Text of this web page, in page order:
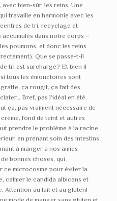
avec bien-sûr, les reins. Une
travaille en harmonie avec les
de tri, recyclage et
accumulés dans notre corps –
poumons, et donc les reins
Que se passe-t-il
tri est surchargé? Et bien il
tous les émonctoires sont
ça rougit, ça fait des
Bref, pas l’idéal en été.
ça, pas vraiment nécessaire de
fond de teint et autres
prendre le problème à la racine
en prenant soin des intestins
à manger à nos amies
bonnes choses, qui
ce microcosme pour éviter la
calmer le candida albicans et
Attention au lait et au gluten!